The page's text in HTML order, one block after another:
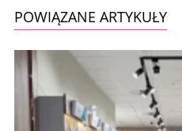
POWIĄZANE ARTYKUŁY